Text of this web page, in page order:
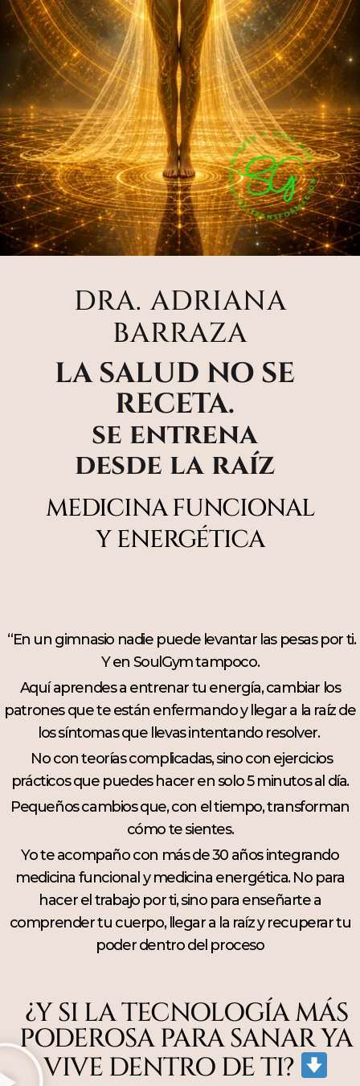
DRA. ADRIANA
BARRAZA
LA SALUD NO SE
RECETA.
se entrena
desde la raíz
MEDICINA FUNCIONAL
Y ENERGÉTICA
“En un gimnasio nadie puede levantar las pesas por ti.
Y en SoulGym tampoco.
Aquí aprendes a entrenar tu energía, cambiar los
patrones que te están enfermando y llegar a la raíz de
los síntomas que llevas intentando resolver.
No con teorías complicadas, sino con ejercicios
prácticos que puedes hacer en solo 5 minutos al día.
Pequeños cambios que, con el tiempo, transforman
cómo te sientes.
Yo te acompaño con más de 30 años integrando
medicina funcional y medicina energética. No para
hacer el trabajo por ti, sino para enseñarte a
comprender tu cuerpo, llegar a la raíz y recuperar tu
poder dentro del proceso
¿Y SI LA TECNOLOGÍA MÁS
PODEROSA PARA SANAR YA
VIVE DENTRO DE TI?